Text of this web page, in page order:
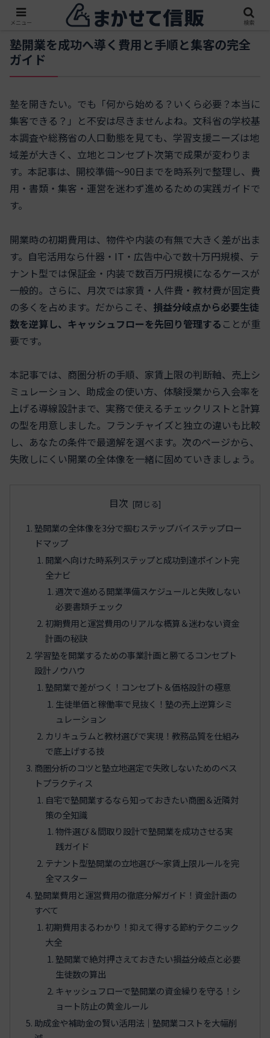
塾開業を成功へ導く費用と手順と集客の完全
ガイド
塾を開きたい。でも「何から始める？いくら必要？本当に
集客できる？」と不安は尽きませんよね。文科省の学校基
本調査や総務省の人口動態を見ても、学習支援ニーズは地
域差が大きく、立地とコンセプト次第で成果が変わりま
す。本記事は、開校準備〜90日までを時系列で整理し、費
用・書類・集客・運営を迷わず進めるための実践ガイドで
す。
開業時の初期費用は、物件や内装の有無で大きく差が出ま
す。自宅活用なら什器・IT・広告中心で数十万円規模、テ
ナント型では保証金・内装で数百万円規模になるケースが
一般的。さらに、月次では家賃・人件費・教材費が固定費
の多くを占めます。だからこそ、 損益分岐点から必要生徒
数を逆算し、キャッシュフローを先回り管理する ことが重
要です。
本記事では、商圏分析の手順、家賃上限の判断軸、売上シ
ミュレーション、助成金の使い方、体験授業から入会率を
上げる導線設計まで、実務で使えるチェックリストと計算
の型を用意しました。フランチャイズと独立の違いも比較
し、あなたの条件で最適解を選べます。次のページから、
失敗しにくい開業の全体像を一緒に固めていきましょう。
目次
塾開業の全体像を3分で掴むステップバイステップロー
ドマップ
開業へ向けた時系列ステップと成功到達ポイント完
全ナビ
週次で進める開業準備スケジュールと失敗しない
必要書類チェック
初期費用と運営費用のリアルな概算＆迷わない資金
計画の秘訣
学習塾を開業するための事業計画と勝てるコンセプト
設計ノウハウ
塾開業で差がつく！コンセプト＆価格設計の極意
生徒単価と稼働率で見抜く！塾の売上逆算シミ
ュレーション
カリキュラムと教材選びで実現！教務品質を仕組み
で底上げする技
商圏分析のコツと塾立地選定で失敗しないためのベス
トプラクティス
自宅で塾開業するなら知っておきたい商圏＆近隣対
策の全知識
物件選び＆間取り設計で塾開業を成功させる実
践ガイド
テナント型塾開業の立地選び〜家賃上限ルールを完
全マスター
塾開業費用と運営費用の徹底分解ガイド！資金計画の
すべて
初期費用まるわかり！抑えて得する節約テクニック
大全
塾開業で絶対押さえておきたい損益分岐点と必要
生徒数の算出
キャッシュフローで塾開業の資金繰りを守る！シ
ョート防止の黄金ルール
助成金や補助金の賢い活用法｜塾開業コストを大幅削
メニュー 検索